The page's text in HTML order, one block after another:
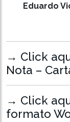
Eduardo
→ Click
Nota –
→ Click
formato